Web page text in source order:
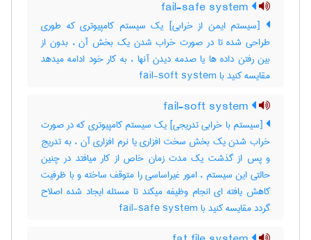
[سیستم ایمن از خرابی] یک سیستم کامپیوتری که طوری
طراحی شده تا در صورت خراب شدن یک بخش آن ، بدون از
بین رفتن داده ها یا صدمه دیدن آنها ، به کار خود ادامه میدهد
مقایسه کنید با ‎ fail-soft system
[سیستم با خرابی تدریجی] یک سیستم کامپیوتری که در صورت
خراب شدن یک بخش سخت افزاری یا نرم افزاری آن ، به تدریج
و پس از گذشت یک مدت زمان خاص از کار میافتد در چنین
حالتی این سیستم ، امور غیراساسی را متوقف ساخته و با ظرفیت
کاهش یافته ای انجام وظیفه میکند تا مسئله ایجاد شده اصلاح
گردد مقایسه کنید با ‎ fail-safe system